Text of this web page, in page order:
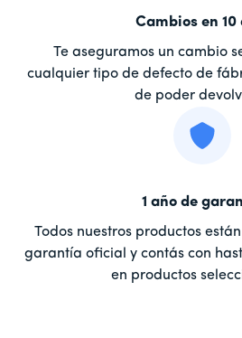
Cambios en 10
Te aseguramos un cambio
cualquier tipo de defecto de
de poder
1 año de
Todos nuestros productos
garantía oficial y contás con
en productos